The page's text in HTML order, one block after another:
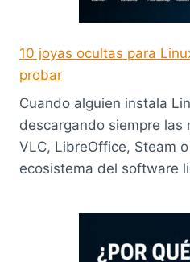
10 joyas ocultas para
probar
Cuando alguien instala
descargando siempre las
VLC, LibreOffice, Steam
ecosistema del software